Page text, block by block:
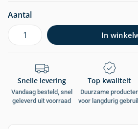
Aantal
In
Snelle levering
Vandaag besteld, snel
geleverd uit voorraad
Top kwaliteit
Duurzame
voor langdurig